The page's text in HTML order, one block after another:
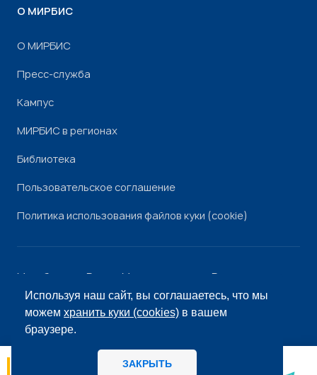
Используя наш сайт, вы соглашаетесь, что мы
можемхранить куки (cookies) в вашем
браузере.
ЗАКРЫТЬ
О МИРБИС
О МИРБИС
Пресс-служба
Кампус
МИРБИС в регионах
Библиотека
Пользовательское соглашение
Политика использования файлов куки (cookie)
Минобрнауки России Минпросвещения России
РоскомнадзорРособрнадзор
© «МИРБИС», 2026